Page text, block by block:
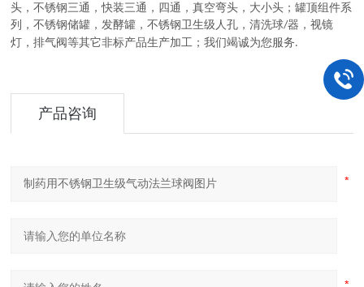
头，不锈钢三通，快装三通，四通，真空弯头，大小头 ；罐顶组件系
列 ，不锈钢储罐，发酵罐，不锈钢卫生级人孔，清洗球/器，视镜
灯，排气阀等其它非标产品生产加工 ；我们竭诚为您服务.
产品咨询